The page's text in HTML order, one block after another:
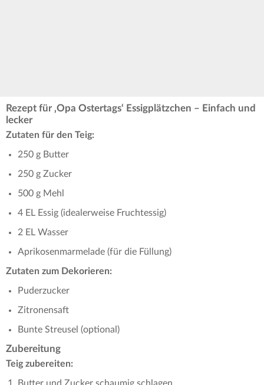
Rezept für ‚Opa Ostertags‘ Essigplätzchen – Einfach und
lecker
Zutaten für den Teig:
250 g Butter
250 g Zucker
500 g Mehl
4 EL Essig (idealerweise Fruchtessig)
2 EL Wasser
Aprikosenmarmelade (für die Füllung)
Zutaten zum Dekorieren:
Puderzucker
Zitronensaft
Bunte Streusel (optional)
Zubereitung
Teig zubereiten:
Butter und Zucker schaumig schlagen.